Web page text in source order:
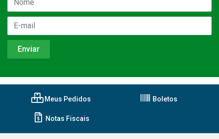
Meus Pedidos Boletos
Notas Fiscais